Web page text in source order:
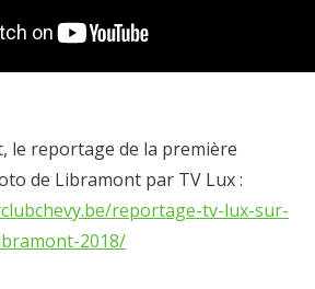
le reportage de la première
de Libramont par TV Lux :
reportage-tv-lux-sur-
2018/